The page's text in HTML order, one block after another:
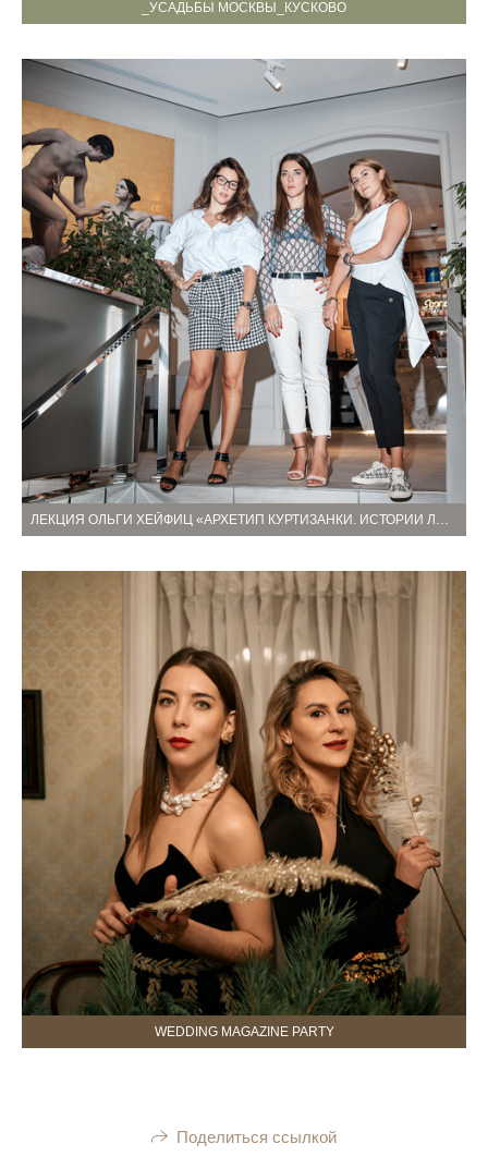
_УСАДЬБЫ МОСКВЫ_КУСКОВО
ЛЕКЦИЯ ОЛЬГИ ХЕЙФИЦ «АРХЕТИП КУРТИЗАНКИ. ИСТОРИИ ЛЮБВИ».
WEDDING MAGAZINE PARTY
Поделиться ссылкой